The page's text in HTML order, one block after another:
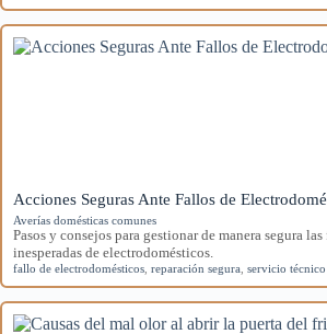
Acciones Seguras Ante Fallos de
Averías domésticas comunes
Pasos y consejos para gestionar de manera segura
inesperadas de electrodomésticos.
fallo de electrodomésticos reparación segura servicio técnico